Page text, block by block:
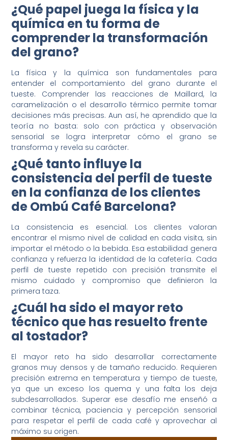
¿Qué papel juega la física y la
química en tu forma de
comprender la transformación
del grano?
La física y la química son fundamentales para
entender el comportamiento del grano durante el
tueste. Comprender las reacciones de Maillard, la
caramelización o el desarrollo térmico permite tomar
decisiones más precisas. Aun así, he aprendido que la
teoría no basta: solo con práctica y observación
sensorial se logra interpretar cómo el grano se
transforma y revela su carácter.
¿Qué tanto influye la
consistencia del perfil de tueste
en la confianza de los clientes
de Ombú Café Barcelona?
La consistencia es esencial. Los clientes valoran
encontrar el mismo nivel de calidad en cada visita, sin
importar el método o la bebida. Esa estabilidad genera
confianza y refuerza la identidad de la cafetería. Cada
perfil de tueste repetido con precisión transmite el
mismo cuidado y compromiso que definieron la
primera taza.
¿Cuál ha sido el mayor reto
técnico que has resuelto frente
al tostador?
El mayor reto ha sido desarrollar correctamente
granos muy densos y de tamaño reducido. Requieren
precisión extrema en temperatura y tiempo de tueste,
ya que un exceso los quema y una falta los deja
subdesarrollados. Superar ese desafío me enseñó a
combinar técnica, paciencia y percepción sensorial
para respetar el perfil de cada café y aprovechar al
máximo su origen.